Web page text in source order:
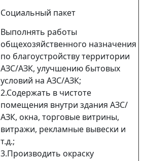
Социальный пакет
Выполнять работы
общехозяйственного назначения
по благоустройству территории
АЗС/АЗК, улучшению бытовых
условий на АЗС/АЗК;
2.Содержать в чистоте
помещения внутри здания АЗС/
АЗК, окна, торговые витрины,
витражи, рекламные вывески и
т.д.;
3.Производить окраску